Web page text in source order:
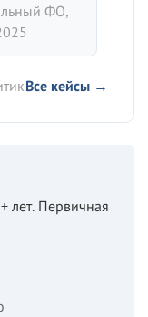
ФО,
Все кейсы →
лет. Первичная